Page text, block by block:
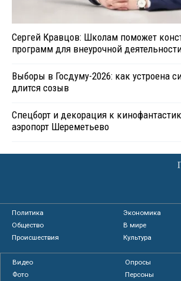
Сергей Кравцов: Школам поможет
программ для внеурочной
Выборы в Госдуму-2026: как устроена
длится созыв
Спецборт и декорация к
аэропорт Шереметьево
Политика
Экономика
Общество
В мире
Происшествия
Культура
Видео
Опросы
Фото
Персоны